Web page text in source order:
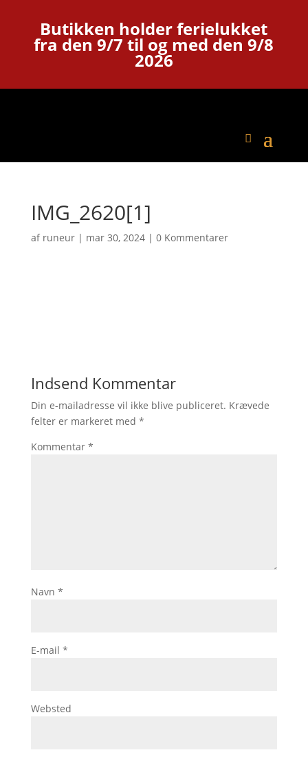
Butikken holder ferielukket
fra den 9/7 til og med den 9/8
2026
IMG_2620[1]
af runeur| mar 30, 2024| 0 Kommentarer
Indsend Kommentar
Din e-mailadresse vil ikke blive publiceret. Krævede
felter er markeret med *
Kommentar *
Navn *
E-mail *
Websted